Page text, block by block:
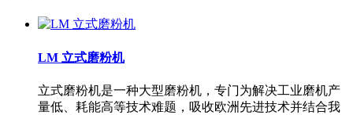
LM 立式磨粉机
立式磨粉机是一种大型磨粉机，专门为解决工业磨机产
量低、耗能高等技术难题，吸收欧洲先进技术并结合我